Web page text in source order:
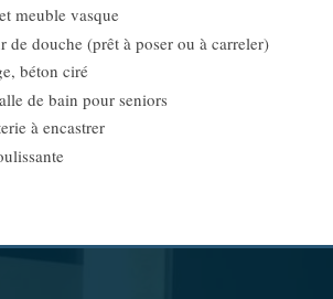
meuble vasque
de douche (prêt à poser ou à carreler)
béton ciré
de bain pour seniors
à encastrer